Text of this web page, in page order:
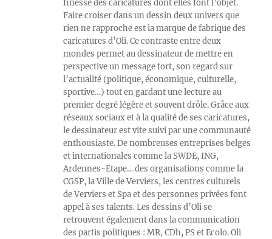
finesse des caricatures dont elles font l’objet.
Faire croiser dans un dessin deux univers que
rien ne rapproche est la marque de fabrique des
caricatures d’Oli. Ce contraste entre deux
mondes permet au dessinateur de mettre en
perspective un message fort, son regard sur
l’actualité (politique, économique, culturelle,
sportive…) tout en gardant une lecture au
premier degré légère et souvent drôle. Grâce aux
réseaux sociaux et à la qualité de ses caricatures,
le dessinateur est vite suivi par une communauté
enthousiaste. De nombreuses entreprises belges
et internationales comme la SWDE, ING,
Ardennes-Etape… des organisations comme la
CGSP, la Ville de Verviers, les centres culturels
de Verviers et Spa et des personnes privées font
appel à ses talents. Les dessins d’Oli se
retrouvent également dans la communication
des partis politiques : MR, CDh, PS et Ecolo. Oli